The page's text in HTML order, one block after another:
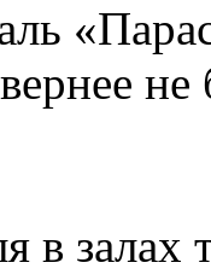
в залах